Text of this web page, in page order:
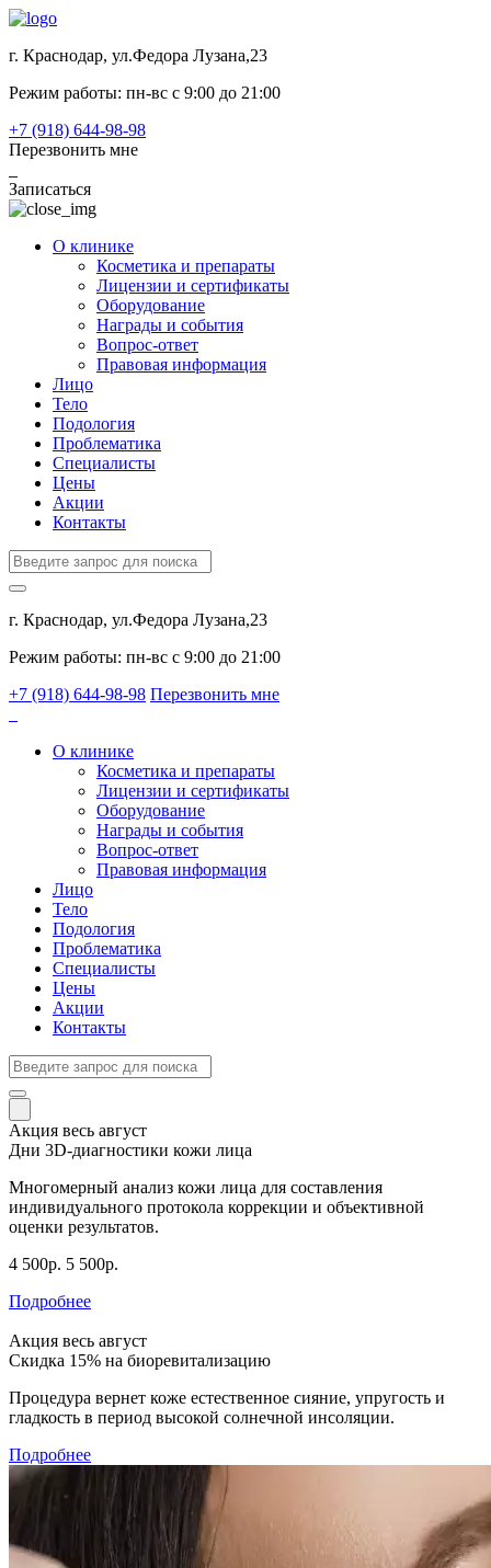
г. Краснодар, ул.Федора Лузана,23
Режим работы: пн-вс c 9:00 до 21:00
+7 (918) 644-98-98
Перезвонить мне
Записаться
О клинике
Косметика и препараты
Лицензии и сертификаты
Оборудование
Награды и события
Вопрос-ответ
Правовая информация
Лицо
Тело
Подология
Проблематика
Специалисты
Цены
Акции
Контакты
г. Краснодар, ул.Федора Лузана,23
Режим работы: пн-вс c 9:00 до 21:00
+7 (918) 644-98-98 Перезвонить мне
О клинике
Косметика и препараты
Лицензии и сертификаты
Оборудование
Награды и события
Вопрос-ответ
Правовая информация
Лицо
Тело
Подология
Проблематика
Специалисты
Цены
Акции
Контакты
Акция весь август
Дни 3D-диагностики кожи лица
Многомерный анализ кожи лица для составления
индивидуального протокола коррекции и объективной
оценки результатов.
4 500р. 5 500р.
Подробнее
Акция весь август
Скидка 15% на биоревитализацию
Процедура вернет коже естественное сияние, упругость и
гладкость в период высокой солнечной инсоляции.
Подробнее